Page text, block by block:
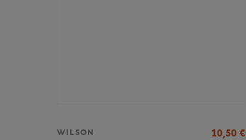
WILSON 10,50 €